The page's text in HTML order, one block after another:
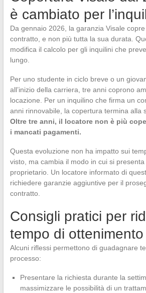
è cambiato per
Da gennaio 2026, la garanzia Visale
contratto, e non più tutta la sua durata.
modifica il calcolo per gli inquilini che
lungo.
Per uno studente in ciclo breve o un
all’inizio della carriera, tre anni coprono
locazione. Per un inquilino che firma un
anni rinnovabile, la copertura termina alla
Oltre tre anni, il locatore non è più
i mancati pagamenti.
Questa evoluzione non ha impatto sui
visto, ma cambia il modo in cui si
proprietario. Un locatore informato di
richiedere garanzie aggiuntive per il
contratto.
Consigli pratici per
tempo di ottenimento
Alcuni riflessi permettono di guadagnare
processo:
Presentare la richiesta durante la
massimizzare le possibilità di un